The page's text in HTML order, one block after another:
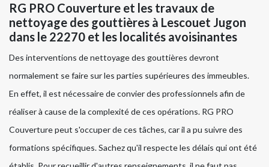
RG PRO Couverture et les travaux de
nettoyage des gouttières à Lescouet Jugon
dans le 22270 et les localités avoisinantes
Des interventions de nettoyage des gouttières devront
normalement se faire sur les parties supérieures des immeubles.
En effet, il est nécessaire de convier des professionnels afin de
réaliser à cause de la complexité de ces opérations. RG PRO
Couverture peut s'occuper de ces tâches, car il a pu suivre des
formations spécifiques. Sachez qu'il respecte les délais qui ont été